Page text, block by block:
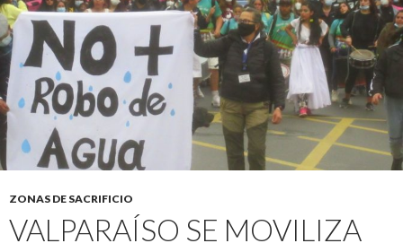
ZONAS DE SACRIFICIO
VALPARAÍSO SE MOVILIZA